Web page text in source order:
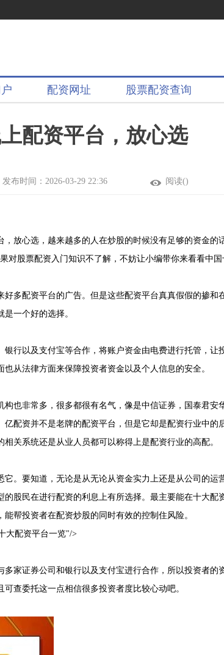
配资网址 股票配资查询
配资平台，放心选
发布时间：2026-03-29 22:36 阅读()
放心选，越来越多的人在炒股的时候没有足够的资金的
对股票配资入门知识不了解，不妨让小编带你来看看中国
多配资平台的广告。但是这些配资平台真真假假的掺和
是一个好的选择。
行以及支付宝等合作，将账户资金由电费进行托管，让
从法律方面来保障投资者资金以及个人信息的安全。
也非常多，很多都很有名气，像是中信证券，国泰君安
配资并不是老牌的配资平台，但是它却是配资行业中的
关系统还是从业人员都可以称得上是配资行业的高配。
。要知道，无论是从无论从资金实力上还是从公司的运
股民在进行配资的利息上有所选择。最主要能在十大配
帮投资者在配资炒股的同时有效的控制住风险。
大配资平台一览"/>
家证券公司和银行以及支付宝进行合作，所以投资者的
查委托这一点相信很多投资者度比较心动吧。